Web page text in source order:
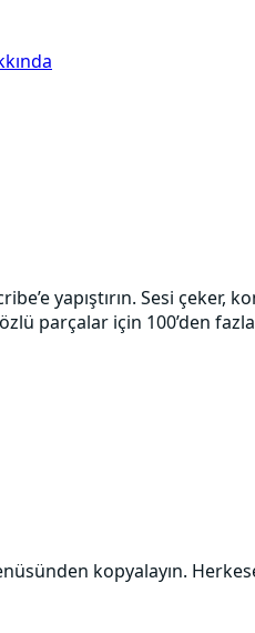
yapıştırın. Sesi
parçalar için 100’den
kopyalayın.